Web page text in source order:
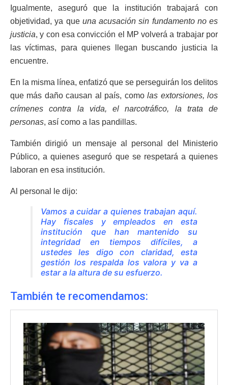
Igualmente, aseguró que la institución trabajará con
objetividad, ya que una acusación sin fundamento no es
justicia, y con esa convicción el MP volverá a trabajar por
las víctimas, para quienes llegan buscando justicia la
encuentre.
En la misma línea, enfatizó que se perseguirán los delitos
que más daño causan al país, comolas extorsiones, los
crímenes contra la vida, el narcotráfico, la trata de
personas, así como a las pandillas.
También dirigió un mensaje al personal del Ministerio
Público, a quienes aseguró que se respetará a quienes
laboran en esa institución.
Al personal le dijo:
Vamos a cuidar a quienes trabajan aquí.
Hay fiscales y empleados en esta
institución que han mantenido su
integridad en tiempos difíciles, a
ustedes les digo con claridad, esta
gestión los respalda los valora y va a
estar a la altura de su esfuerzo.
También te recomendamos: